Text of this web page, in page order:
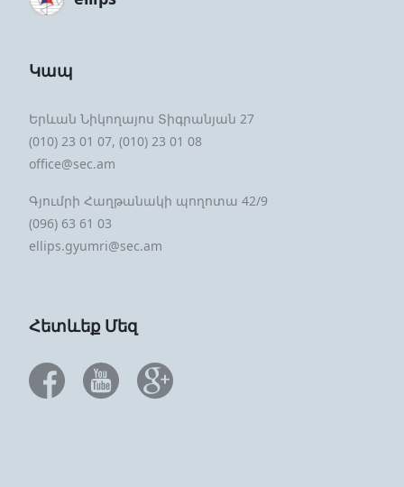
Կապ
Երևան Նիկողայոս Տիգրանյան 27
(010) 23 01 07, (010) 23 01 08
office@sec.am
Գյումրի Հաղթանակի պողոտա 42/9
(096) 63 61 03
ellips.gyumri@sec.am
Հետևեք Մեզ